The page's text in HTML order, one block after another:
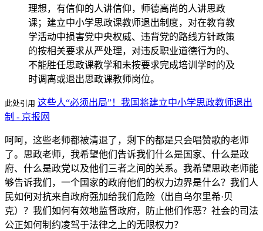
理想，有信仰的人讲信仰，师德高尚的人讲思政
课；建立中小学思政课教师退出制度，对在教育教
学活动中损害党中央权威、违背党的路线方针政策
的按相关要求从严处理，对违反职业道德行为的、
不能胜任思政课教学和未按要求完成培训学时的及
时调离或退出思政课教师岗位。
此处引用 这些人“必须出局”！我国将建立中小学思政教师退出
制 - 京报网
呵呵，这些老师都被清退了，剩下的都是只会唱赞歌的老师
了。思政老师，我希望他们告诉我们什么是国家、什么是政
府、什么是政党以及他们三者之间的关系。我希望思政老师能
够告诉我们，一个国家的政府他们的权力边界是什么？我们人
民如何对抗来自政府强加给我们危险（出自乌尔里希·贝
克）？我们如何有效地监督政府，防止他们作恶？社会的司法
公正如何制约凌驾于法律之上的无限权力？